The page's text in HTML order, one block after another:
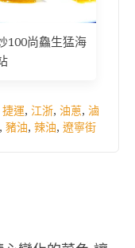
100尚鱻生猛海
捷運, 江浙, 油蔥, 滷
, 豬油, 辣油, 遼寧街